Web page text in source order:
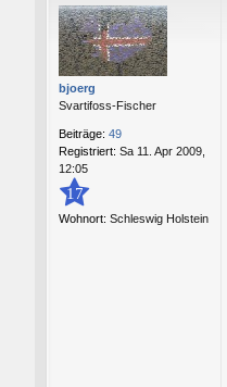
bjoerg
Svartifoss-Fischer
Beiträge: 49
Registriert: Sa 11. Apr 2009,
12:05
17
Wohnort: Schleswig Holstein